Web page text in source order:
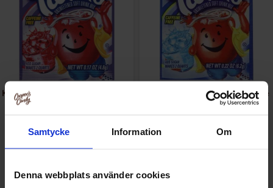
Samtycke Information Om
Denna webbplats använder cookies
Kool-Aid Soft Drink Mix - Berry
11.99 kr/stk
Kool-Aid Soft Drink Mix - Blue
Raspberry Lemonade 6.2g
11.99 kr/stk